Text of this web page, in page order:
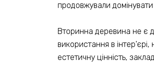
продовжували домінувати
Вторинна деревина не є
використання в
естетичну цінність,